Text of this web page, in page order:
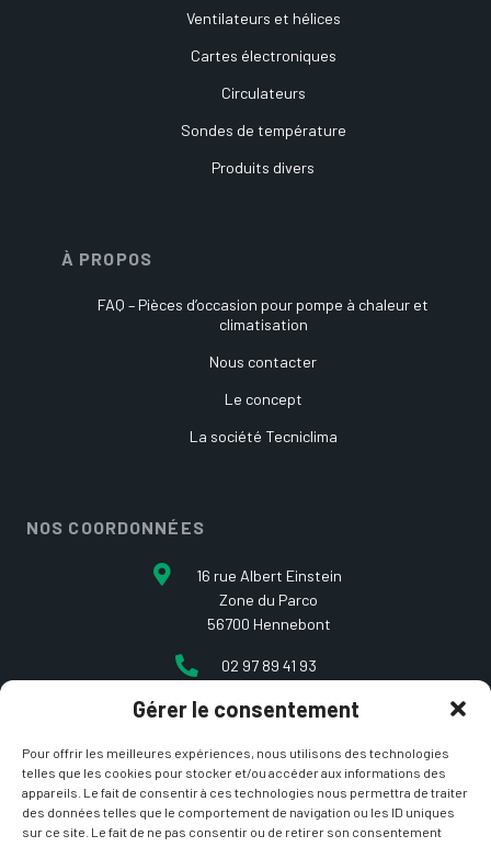
Gérer le consentement
Pour offrir les meilleures expériences, nous utilisons des technologies
telles que les cookies pour stocker et/ou accéder aux informations des
appareils. Le fait de consentir à ces technologies nous permettra de traiter
des données telles que le comportement de navigation ou les ID uniques
sur ce site. Le fait de ne pas consentir ou de retirer son consentement
Ventilateurs et hélices
Cartes électroniques
Circulateurs
Sondes de température
Produits divers
À PROPOS
FAQ – Pièces d’occasion pour pompe à chaleur et
climatisation
Nous contacter
Le concept
La société Tecniclima
NOS COORDONNÉES
16 rue Albert Einstein
Zone du Parco
56700 Hennebont
02 97 89 41 93
contact@etcarepart.com